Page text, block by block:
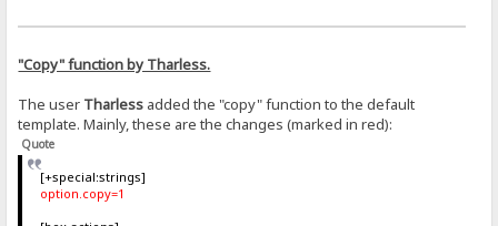
"Copy" function by Tharless.
The user Tharless added the "copy" function to the default
template. Mainly, these are the changes (marked in red):
Quote
[+special:strings]
option.copy=1